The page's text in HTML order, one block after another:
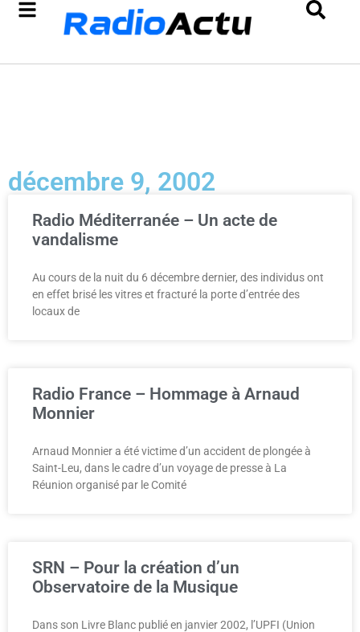
décembre 9, 2002
Radio Méditerranée – Un acte de
vandalisme
Au cours de la nuit du 6 décembre dernier, des individus ont
en effet brisé les vitres et fracturé la porte d’entrée des
locaux de
Radio France – Hommage à Arnaud
Monnier
Arnaud Monnier a été victime d’un accident de plongée à
Saint-Leu, dans le cadre d’un voyage de presse à La
Réunion organisé par le Comité
SRN – Pour la création d’un
Observatoire de la Musique
Dans son Livre Blanc publié en janvier 2002, l’UPFI (Union